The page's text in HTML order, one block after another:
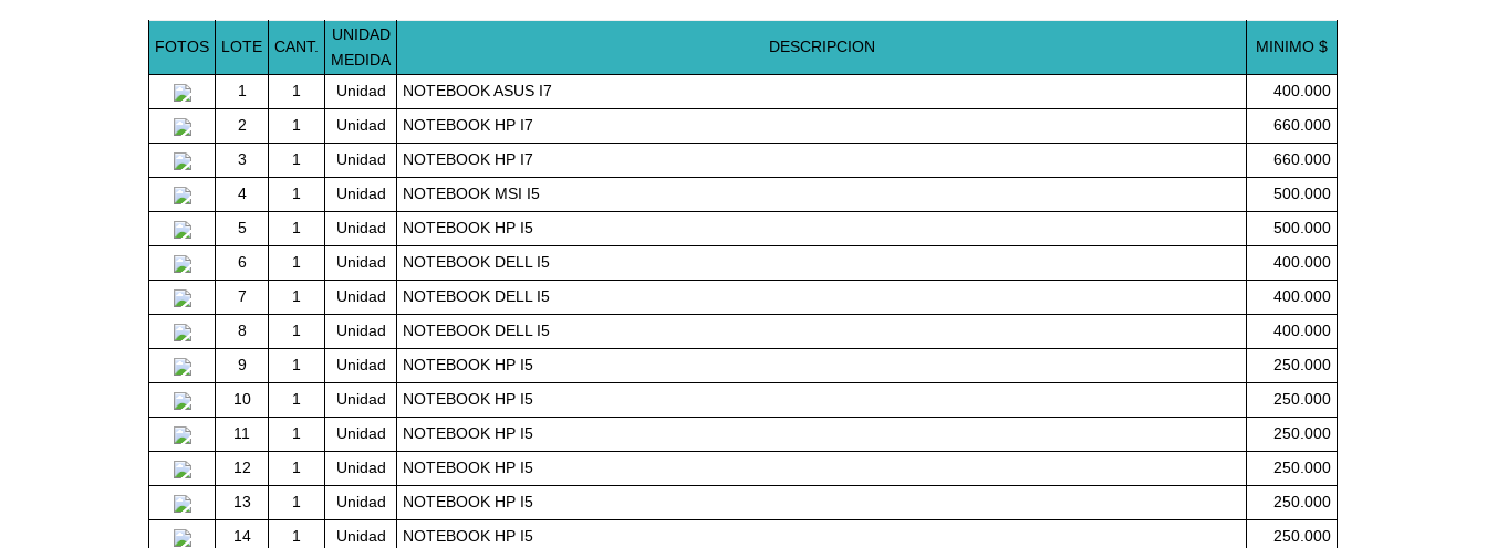
FOTOS LOTE CANT.
UNIDAD
MEDIDA
DESCRIPCION MINIMO $
1 1 Unidad NOTEBOOK ASUS I7
400.000
2
1 Unidad NOTEBOOK HP I7
660.000
3
1 Unidad NOTEBOOK HP I7
660.000
4
1 Unidad NOTEBOOK MSI I5
500.000
5
1 Unidad NOTEBOOK HP I5
500.000
6
1 Unidad NOTEBOOK DELL I5
400.000
7
1 Unidad NOTEBOOK DELL I5
400.000
8
1 Unidad NOTEBOOK DELL I5
400.000
9
1 Unidad NOTEBOOK HP I5
250.000
10
1 Unidad NOTEBOOK HP I5
250.000
11
1 Unidad NOTEBOOK HP I5
250.000
12
1 Unidad NOTEBOOK HP I5
250.000
13
1 Unidad NOTEBOOK HP I5
250.000
14
1 Unidad NOTEBOOK HP I5
250.000